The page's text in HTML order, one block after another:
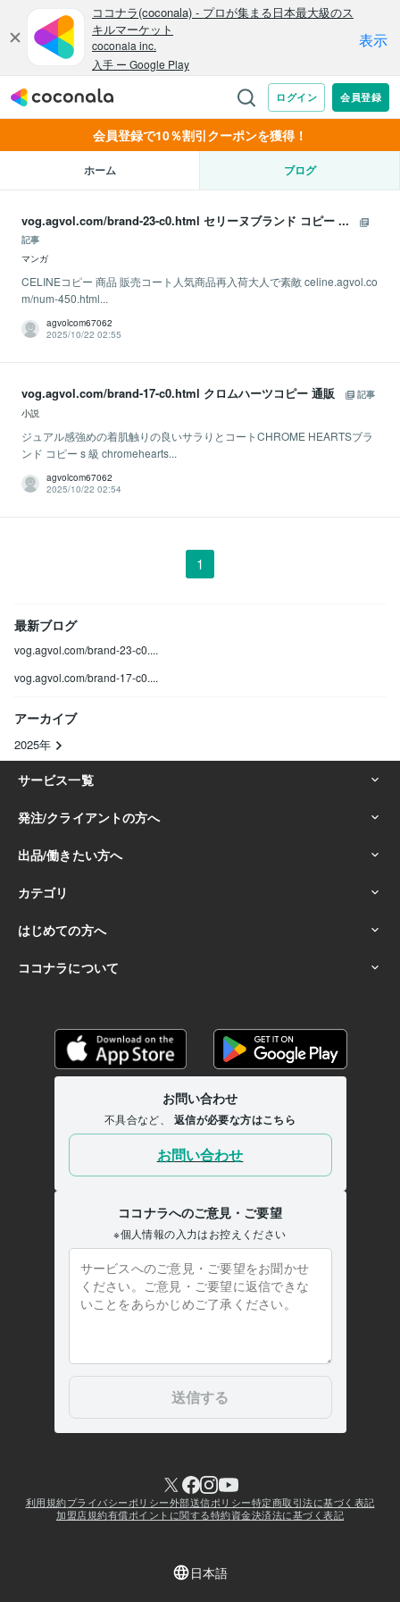
会員登録で10％割引クーポンを獲得！
ホーム ブログ
vog.agvol.com/brand-23-c0.html セリーヌブランド コピー ...
記事
マンガ
CELINEコピー 商品 販売コート人気商品再入荷大人で素敵 celine.agvol.co
m/num-450.html...
agvolcom67062
2025/10/22 02:55
vog.agvol.com/brand-17-c0.html クロムハーツコピー 通販
記事
小説
ジュアル感強めの着肌触りの良いサラりとコートCHROME HEARTSブラ
ンド コピー s 級 chromehearts...
agvolcom67062
2025/10/22 02:54
1
最新ブログ
vog.agvol.com/brand-23-c0....
vog.agvol.com/brand-17-c0....
アーカイブ
2025年